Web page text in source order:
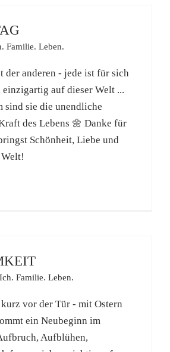
Familie. Leben.
der anderen - jede ist für sich
auf dieser Welt ...
sind sie die unendliche
des Lebens 🌼 Danke für
Schönheit, Liebe und
Ich. Familie. Leben.
vor der Tür - mit Ostern
ein Neubeginn im
Aufblühen,